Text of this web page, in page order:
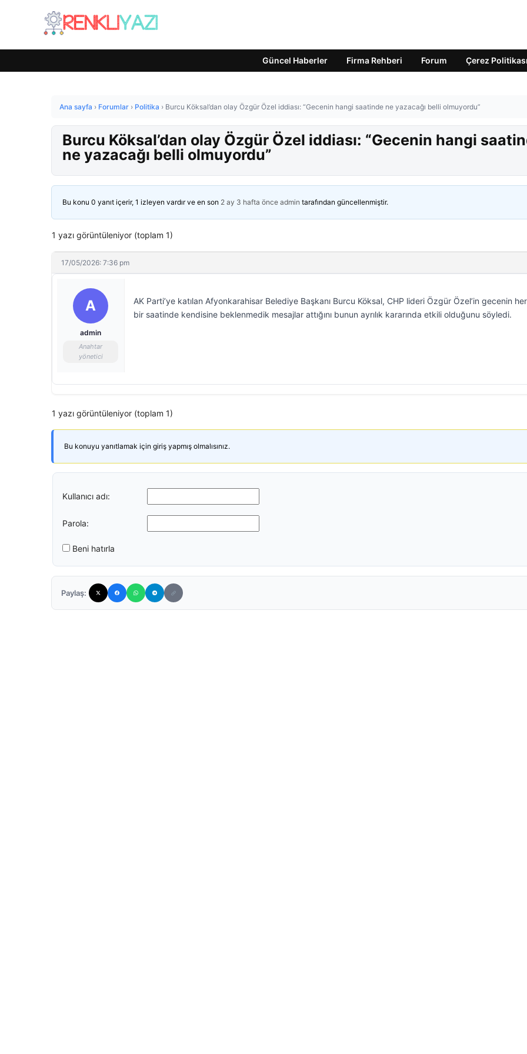
Güncel Haberler Firma Rehberi Forum Çerez Politikası
Ana sayfa › Forumlar › Politika › Burcu Köksal’dan olay Özgür Özel iddiası: “Gecenin hangi saatinde ne yazacağı belli olmuyordu”
Burcu Köksal’dan olay Özgür Özel iddiası: “Gecenin hangi
ne yazacağı belli olmuyordu”
Bu konu 0 yanıt içerir, 1 izleyen vardır ve en son 2 ay 3 hafta önce admin tarafından güncellenmiştir.
1 yazı görüntüleniyor (toplam 1)
17/05/2026: 7:36 pm
A
admin
Anahtar
yönetici
AK Parti’ye katılan Afyonkarahisar Belediye Başkanı Burcu Köksal, CHP lideri Özgür Özel’in gecenin
bir saatinde kendisine beklenmedik mesajlar attığını bunun ayrılık kararında etkili olduğunu söyledi.
1 yazı görüntüleniyor (toplam 1)
Bu konuyu yanıtlamak için giriş yapmış olmalısınız.
Kullanıcı adı:
Parola:
Beni hatırla
Paylaş: